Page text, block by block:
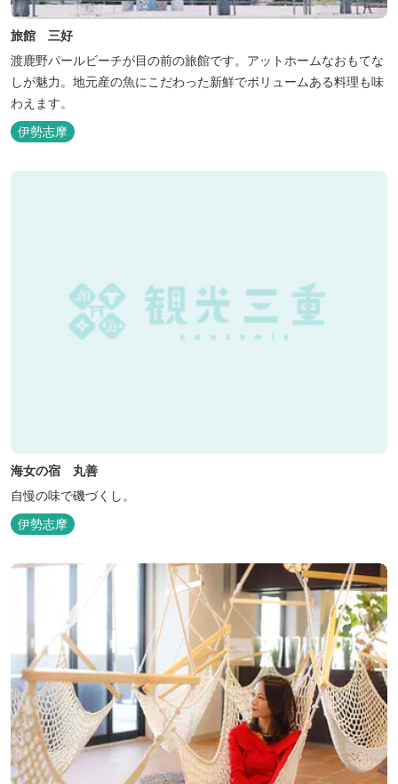
旅館 三好
渡鹿野パールビーチが目の前の旅館です。アットホームなおもてな
しが魅力。地元産の魚にこだわった新鮮でボリュームある料理も味
わえます。
伊勢志摩
海女の宿 丸善
自慢の味で磯づくし。
伊勢志摩